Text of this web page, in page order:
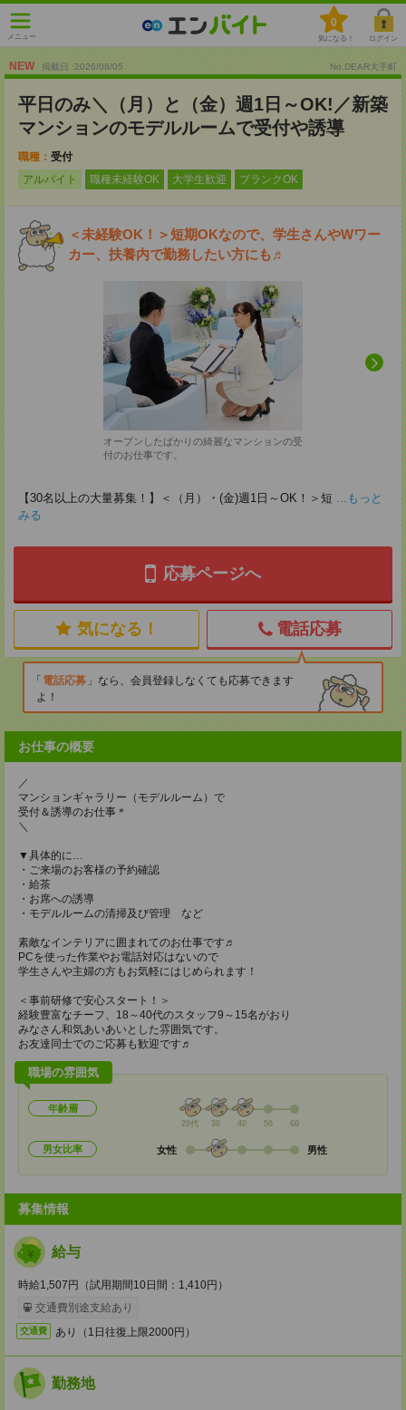
メニュー
0
気になる！ ログイン
NEW 掲載日 :2026/08/05 No.DEAR大手町
平日のみ＼（月）と（金）週1日～OK!／新築
マンションのモデルルームで受付や誘導
職種： 受付
アルバイト
職種未経験OK 大学生歓迎 ブランクOK
＜未経験OK！＞短期OKなので、学生さんやWワー
カー、扶養内で勤務したい方にも♬
オープンしたばかりの綺麗なマンションの受
付のお仕事です。
【30名以上の大量募集！】＜（月）・(金)週1日～OK！＞短 ...もっと
みる
応募ページへ
気になる！ 電話応募
電話応募
なら、会員登録しなくても応募できます
よ！
お仕事の概要
／
マンションギャラリー（モデルルーム）で
受付＆誘導のお仕事＊
＼
▼具体的に…
・ご来場のお客様の予約確認
・給茶
・お席への誘導
・モデルルームの清掃及び管理 など
素敵なインテリアに囲まれてのお仕事です♬
PCを使った作業やお電話対応はないので
学生さんや主婦の方もお気軽にはじめられます！
＜事前研修で安心スタート！＞
経験豊富なチーフ、18～40代のスタッフ9～15名がおり
みなさん和気あいあいとした雰囲気です。
お友達同士でのご応募も歓迎です♬
職場の雰囲気
年齢層
20代 30 40 50 60
男女比率 女性 男性
募集情報
給与
時給1,507円（試用期間10日間：1,410円）
交通費別途支給あり
交通費 あり（1日往復上限2000円）
勤務地